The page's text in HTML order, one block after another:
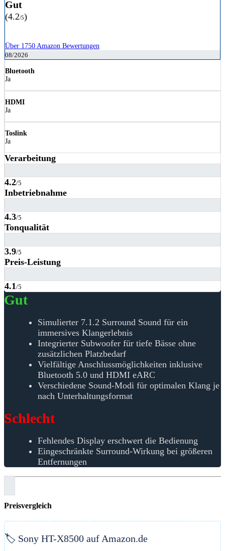
Gut
(4.2/5)
Über 1750 Amazon Bewertungen
08/2026
Bluetooth
Ja
HDMI
Ja
Toslink
Ja
Verarbeitung
4.2/5
Inbetriebnahme
4.3/5
Tonqualität
3.9/5
Preis-Leistung
4.1/5
Gut
Simulierter 7.1.2 Surround Sound für ein
immersives Klangerlebnis
Integrierter Subwoofer für tiefe Bässe ohne
zusätzlichen Platzbedarf
Vielfältige Anschlussmöglichkeiten inklusive
Bluetooth 5.0 und HDMI eARC
Verschiedene Sound-Modi für optimalen Klang je
nach Unterhaltungsformat
Schlecht
Fehlendes Display erschwert die Bedienung
Eingeschränkte Surround-Wirkung bei größeren
Entfernungen
Preisvergleich
🏷️ Sony HT-X8500 auf Amazon.de